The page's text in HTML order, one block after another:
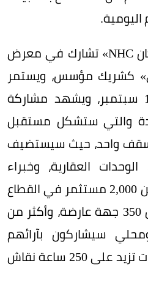
يذكر أن «الوطنية للإسكان NHC» تشارك في معرض
كشريك مؤسس، ويستمر
لمدة أربع أيام حتى 13 سبتمبر، ويشهد مشاركة
والتي ستشكل مستقبل
سقف واحد، حيث سيستضيف
العقارية، وخبراء
القطاع العقاري، وأكثر من 2,000 مستثمر في القطاع
العقاري، بحضور أكثر من 350 جهة عارضة، وأكثر من
سيشاركون بآرائهم
وخبراتهم من خلال جلسات تزيد على 250 ساعة نقاش